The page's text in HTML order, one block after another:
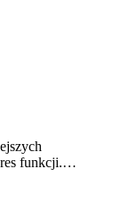
funkcji.…